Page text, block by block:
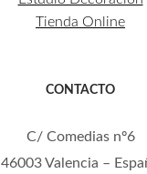
Tienda Online
CONTACTO
C/ Comedias nº6
46003 Valencia –